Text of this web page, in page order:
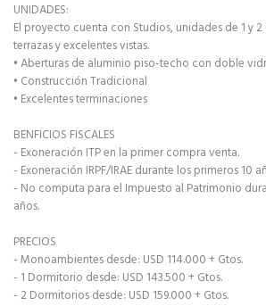
UNIDADES:
El proyecto cuenta con Studios, unidades de 1 y
terrazas y excelentes vistas.
• Aberturas de aluminio piso-techo con doble
• Construcción Tradicional
• Excelentes terminaciones
BENFICIOS FISCALES
- Exoneración ITP en la primer compra venta.
- Exoneración IRPF/IRAE durante los primeros 10
- No computa para el Impuesto al Patrimonio
años.
PRECIOS
- Monoambientes desde: USD 114.000 + Gtos.
- 1 Dormitorio desde: USD 143.500 + Gtos.
- 2 Dormitorios desde: USD 159.000 + Gtos.